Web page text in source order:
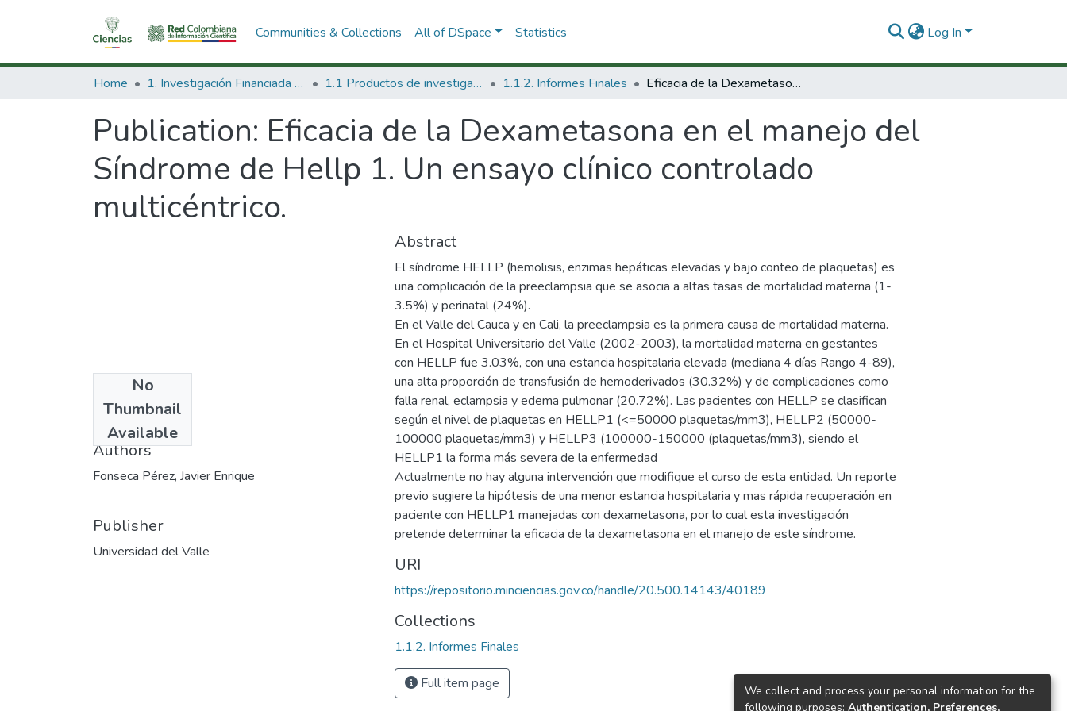
Communities & Collections All of DSpace Statistics Log In
Home 1. Investigación Financiada con Recursos Públicos 1.1 Productos de investigación 1.1.2. Informes Finales Eficacia de la Dexametasona en el manejo del Síndrome de Hellp 1. Un ensayo clínico controlado multicéntrico.
Publication: Eficacia de la Dexametasona en el manejo del
Síndrome de Hellp 1. Un ensayo clínico controlado
multicéntrico.
No
Thumbnail
Available
2012-12-20
Authors
Fonseca Pérez, Javier Enrique
Publisher
Universidad del Valle
Abstract
El síndrome HELLP (hemolisis, enzimas hepáticas elevadas y bajo conteo de plaquetas) es
una complicación de la preeclampsia que se asocia a altas tasas de mortalidad materna (1-
3.5%) y perinatal (24%).
En el Valle del Cauca y en Cali, la preeclampsia es la primera causa de mortalidad materna.
En el Hospital Universitario del Valle (2002-2003), la mortalidad materna en gestantes
con HELLP fue 3.03%, con una estancia hospitalaria elevada (mediana 4 días Rango 4-89),
una alta proporción de transfusión de hemoderivados (30.32%) y de complicaciones como
falla renal, eclampsia y edema pulmonar (20.72%). Las pacientes con HELLP se clasifican
según el nivel de plaquetas en HELLP1 (<=50000 plaquetas/mm3), HELLP2 (50000-
100000 plaquetas/mm3) y HELLP3 (100000-150000 (plaquetas/mm3), siendo el
HELLP1 la forma más severa de la enfermedad
Actualmente no hay alguna intervención que modifique el curso de esta entidad. Un reporte
previo sugiere la hipótesis de una menor estancia hospitalaria y mas rápida recuperación en
paciente con HELLP1 manejadas con dexametasona, por lo cual esta investigación
pretende determinar la eficacia de la dexametasona en el manejo de este síndrome.
URI
https://repositorio.minciencias.gov.co/handle/20.500.14143/40189
Collections
1.1.2. Informes Finales
Full item page
We collect and process your personal information for the
following purposes: Authentication, Preferences,